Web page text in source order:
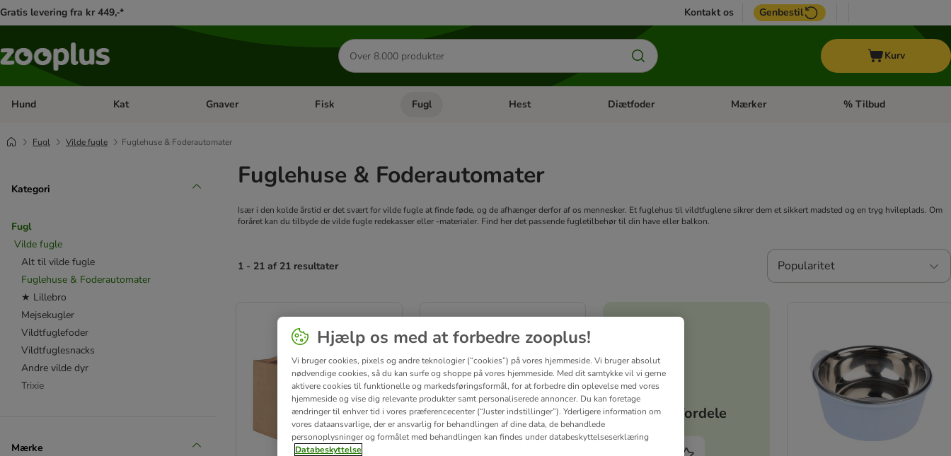
Gratis levering fra kr 449,-* Kontakt os Genbestil
Søg
efter
produkter
Kurv
Hund Åben kategori menu: Hund
Kat Åben kategori menu: Kat
Gnaver Åben kategori menu: Gnaver
Fisk Åben kategori menu: Fisk
Fugl Åben kategori menu: Fugl
Hest Åben kategori menu: Hest
Diætfoder Åben kategori menu: Diætfoder
Mærker Åben kategori menu:
% Tilbud
Fugl Vilde fugle Fuglehuse & Foderautomater
Kategori
Fugl
Vilde fugle
Alt til vilde fugle
Fuglehuse & Foderautomater
★ Lillebro
Mejsekugler
Vildtfuglefoder
Vildtfuglesnacks
Andre vilde dyr
Trixie
Mærke
Fuglehuse & Foderautomater
Især i den kolde årstid er det svært for vilde fugle at finde føde, og de afhænger derfor af os mennesker. Et fuglehus til vildtfuglene sikrer dem et sikkert madsted og en tryg hvileplads. Om
foråret kan du tilbyde de vilde fugle redekasser eller -materialer. Find her det passende fugletilbehør til din have eller balkon.
1 - 21 af 21 resultater Popularitet
Dine fordele
Hjælp os med at forbedre zooplus!
Vi bruger cookies, pixels og andre teknologier (“cookies”) på vores hjemmeside. Vi bruger absolut
nødvendige cookies, så du kan surfe og shoppe på vores hjemmeside. Med dit samtykke vil vi gerne
aktivere cookies til funktionelle og markedsføringsformål, for at forbedre din oplevelse med vores
hjemmeside og vise dig relevante produkter samt personaliserede annoncer. Du kan foretage
ændringer til enhver tid i vores præferencecenter (“Juster indstillinger”). Yderligere information om
vores dataansvarlige, der er ansvarlig for behandlingen af ​​dine data, de behandlede
personoplysninger og formålet med behandlingen kan findes under databeskyttelseserklæring
Databeskyttelse